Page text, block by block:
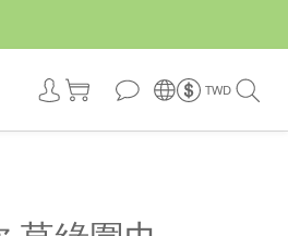
TWD